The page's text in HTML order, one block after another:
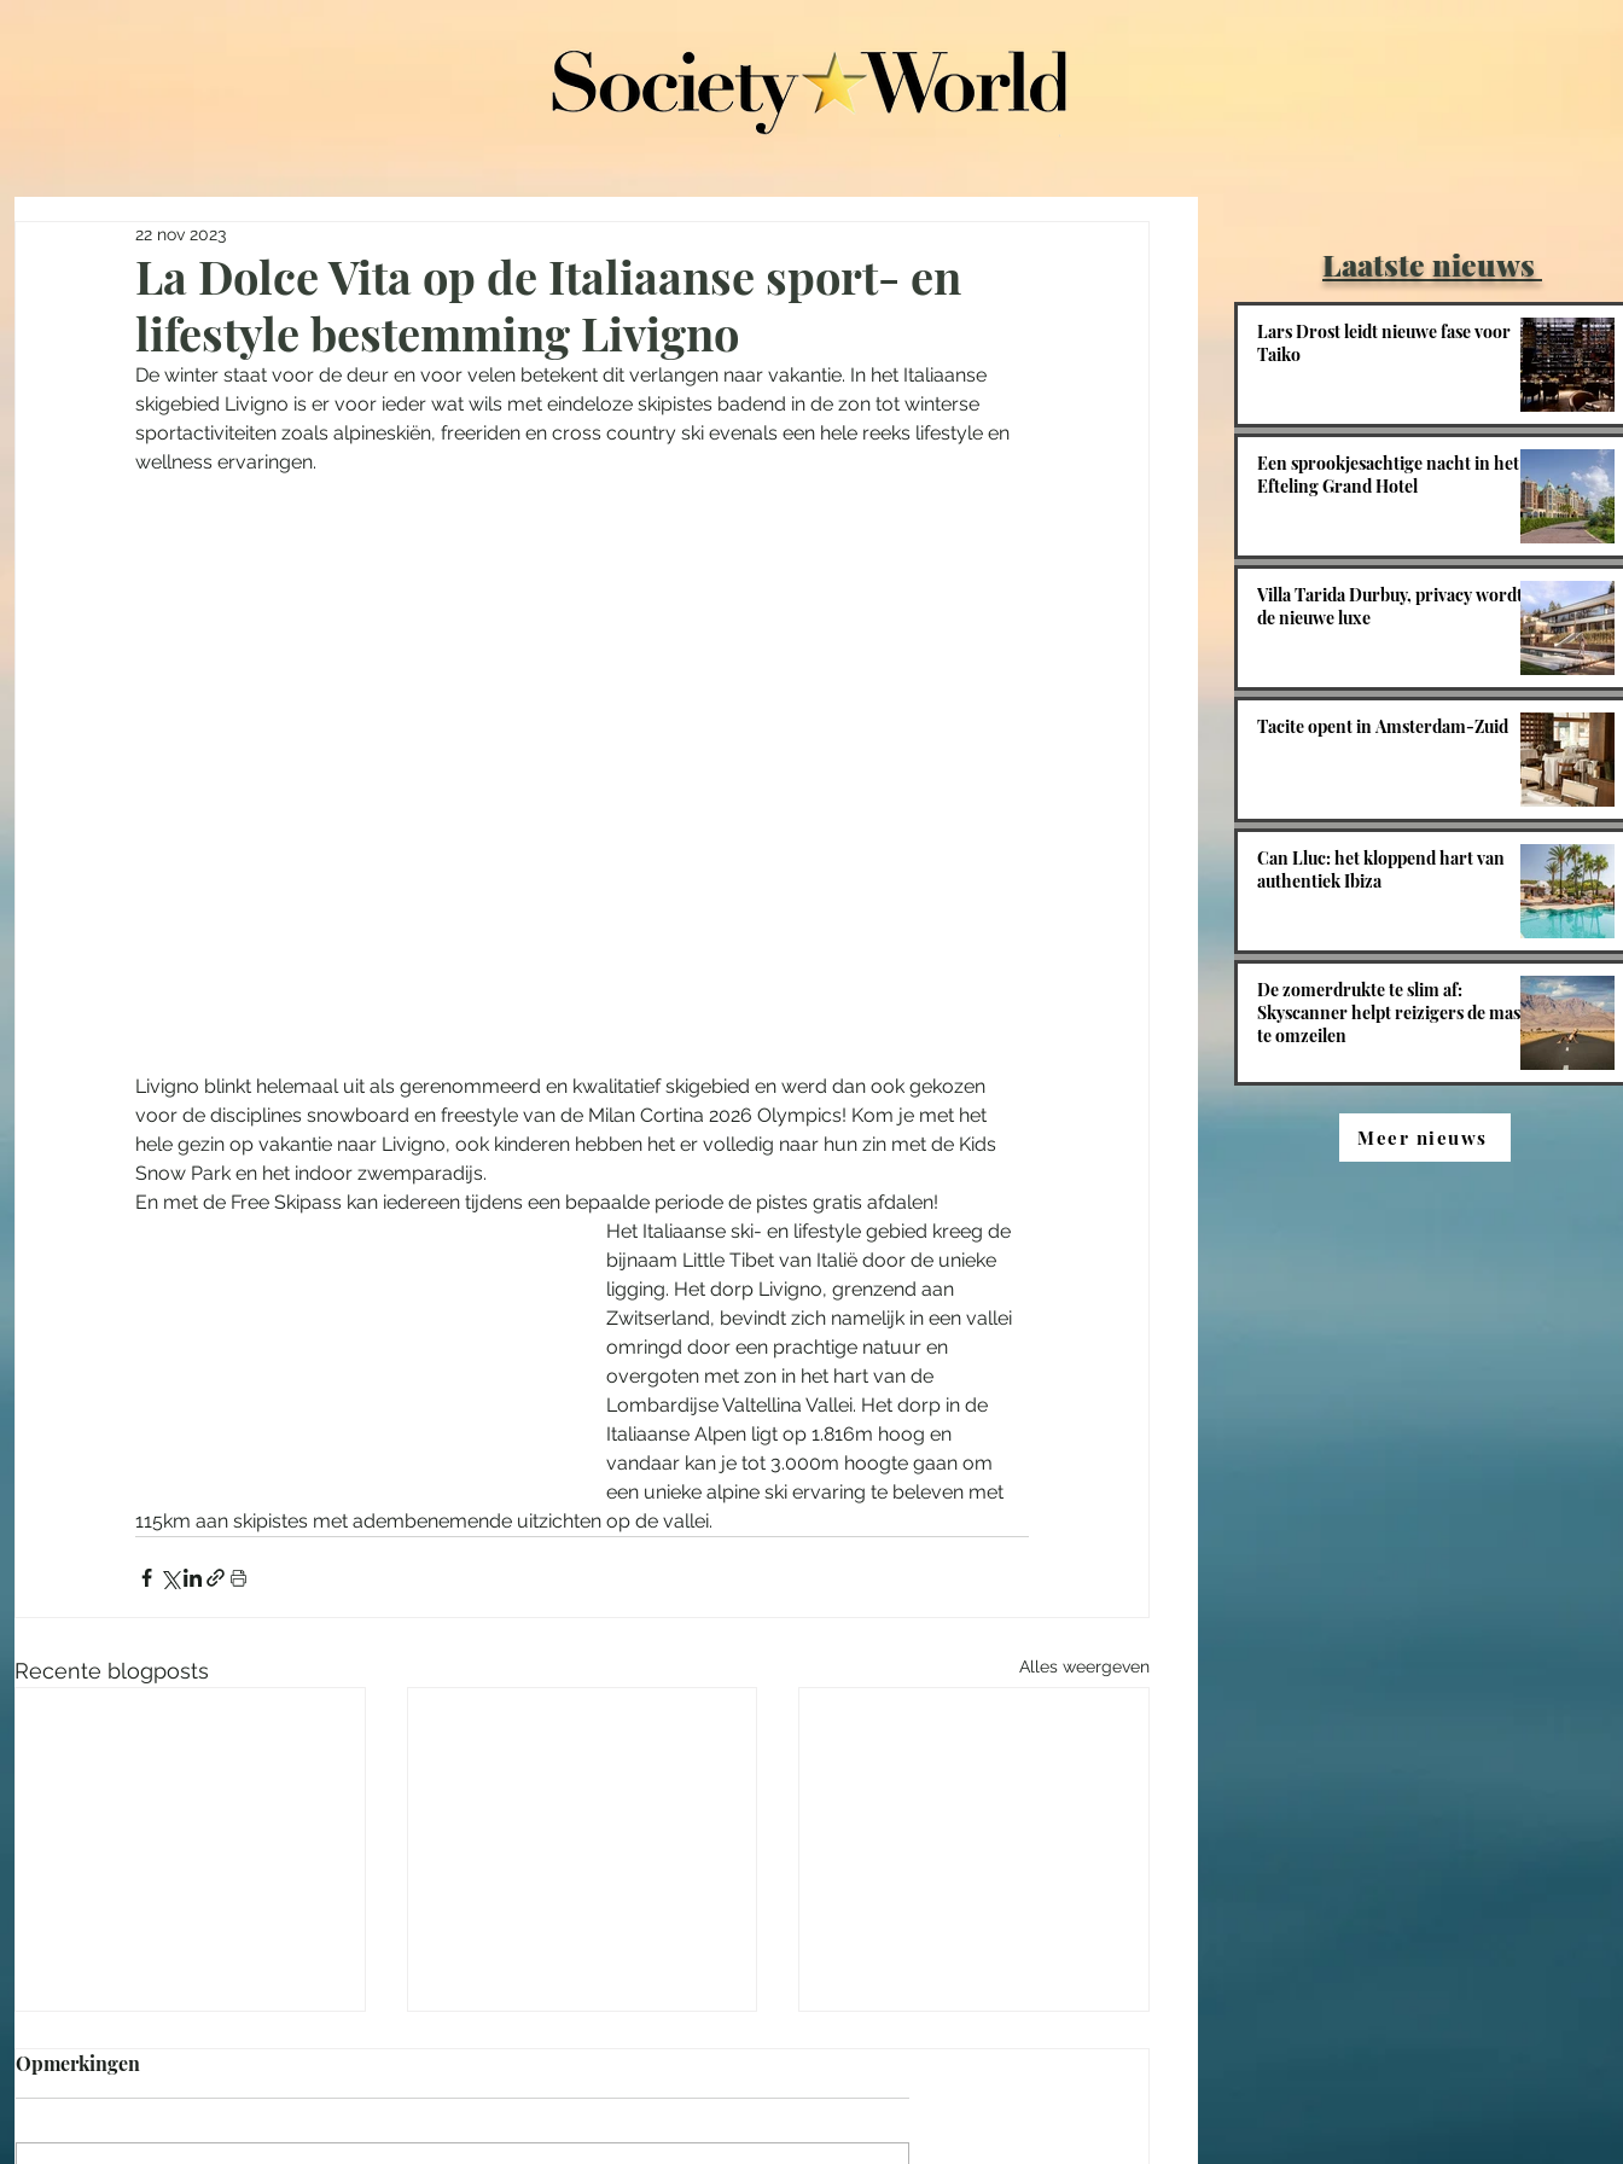
La Dolce Vita op de Italiaanse sport- en
lifestyle bestemming Livigno
22 nov 2023
De winter staat voor de deur en voor velen betekent dit verlangen naar vakantie. In het Italiaanse
skigebied Livigno is er voor ieder wat wils met eindeloze skipistes badend in de zon tot winterse
sportactiviteiten zoals alpineskiën, freeriden en cross country ski evenals een hele reeks lifestyle en
wellness ervaringen.
Livigno blinkt helemaal uit als gerenommeerd en kwalitatief skigebied en werd dan ook gekozen
voor de disciplines snowboard en freestyle van de Milan Cortina 2026 Olympics! Kom je met het
hele gezin op vakantie naar Livigno, ook kinderen hebben het er volledig naar hun zin met de Kids
Snow Park en het indoor zwemparadijs.
En met de Free Skipass kan iedereen tijdens een bepaalde periode de pistes gratis afdalen!
​Het Italiaanse ski- en lifestyle gebied kreeg de
bijnaam Little Tibet van Italië door de unieke
ligging. Het dorp Livigno, grenzend aan
Zwitserland, bevindt zich namelijk in een vallei
omringd door een prachtige natuur en
overgoten met zon in het hart van de
Lombardijse Valtellina Vallei. Het dorp in de
Italiaanse Alpen ligt op 1.816m hoog en
vandaar kan je tot 3.000m hoogte gaan om
een unieke alpine ski ervaring te beleven met
115km aan skipistes met adembenemende uitzichten op de vallei.
Recente blogposts Alles weergeven
Opmerkingen
Laatste nieuws
Lars Drost leidt nieuwe fase voor
Taiko
Een sprookjesachtige nacht in het
Efteling Grand Hotel
Villa Tarida Durbuy, privacy wordt
de nieuwe luxe
Tacite opent in Amsterdam-Zuid
Can Lluc: het kloppend hart van
authentiek Ibiza
De zomerdrukte te slim af:
Skyscanner helpt reizigers de massa
te omzeilen
Meer nieuws